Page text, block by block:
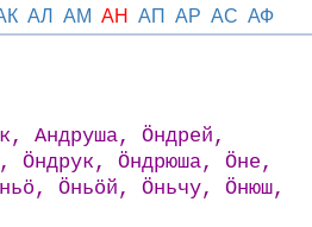
АЛ АМ АН АП АР АС АФ
Андруша, Ӧндрей,
Ӧндрук, Ӧндрюша, Ӧне,
Ӧньӧй, Ӧньчу, Ӧнюш,